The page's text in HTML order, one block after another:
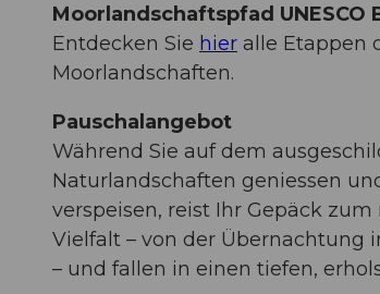
Moorlandschaftspfad UNESCO
Entdecken Sie hier alle Etappen
Moorlandschaften.
Pauschalangebot
Während Sie auf dem
Naturlandschaften geniessen
verspeisen, reist Ihr Gepäck
Vielfalt – von der Übernachtung
– und fallen in einen tiefen,